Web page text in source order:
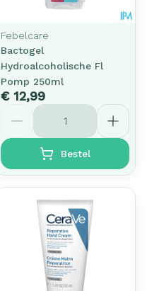
Febelcare
Bactogel
Hydroalcoholische Fl
Pomp 250ml
€ 12,99
Aantal
Bestel